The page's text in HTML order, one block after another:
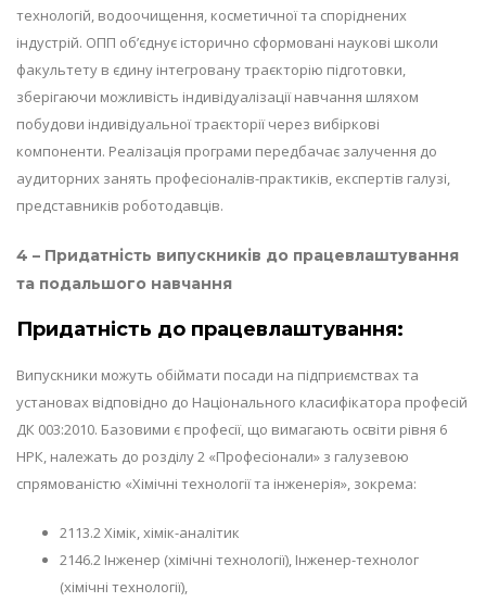
технологій, водоочищення, косметичної та споріднених
індустрій. ОПП об’єднує історично сформовані наукові школи
факультету в єдину інтегровану траєкторію підготовки,
зберігаючи можливість індивідуалізації навчання шляхом
побудови індивідуальної траєкторії через вибіркові
компоненти. Реалізація програми передбачає залучення до
аудиторних занять професіоналів-практиків, експертів галузі,
представників роботодавців.
4 – Придатність випускників до працевлаштування
та подальшого навчання
Придатність до працевлаштування:
Випускники можуть обіймати посади на підприємствах та
установах відповідно до Національного класифікатора професій
ДК 003:2010. Базовими є професії, що вимагають освіти рівня 6
НРК, належать до розділу 2 «Професіонали» з галузевою
спрямованістю «Хімічні технології та інженерія», зокрема:
2113.2 Хімік, хімік-аналітик
2146.2 Інженер (хімічні технології), Інженер-технолог
(хімічні технології),